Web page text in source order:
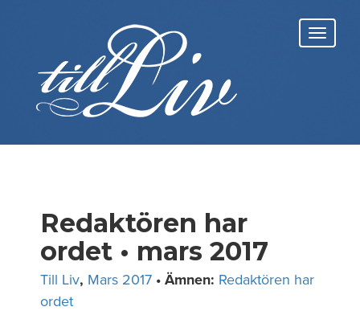
Redaktören har
ordet • mars 2017
Till Liv, Mars 2017 • Ämnen: Redaktören har
ordet